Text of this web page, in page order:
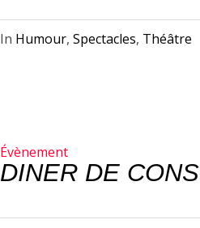
In Humour,Spectacles, Théâtre
Évènement
DINER DE CONS